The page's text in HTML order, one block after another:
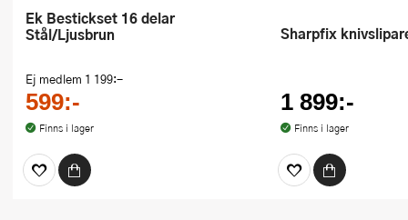
Ek Bestickset 16 delar
Stål/Ljusbrun
Ej medlem 1 199:-
599:-
Finns i lager
Sharpfix
1 899:-
Finns i lager